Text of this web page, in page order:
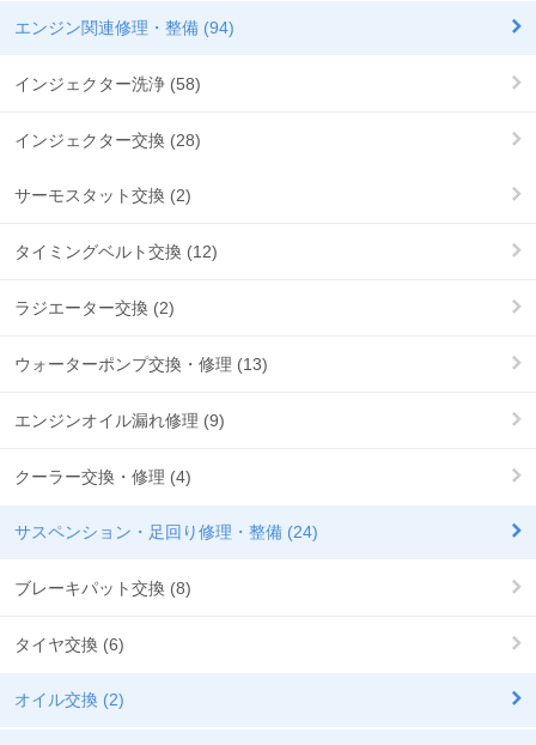
エンジン関連修理・整備 (94)
インジェクター洗浄 (58)
インジェクター交換 (28)
サーモスタット交換 (2)
タイミングベルト交換 (12)
ラジエーター交換 (2)
ウォーターポンプ交換・修理 (13)
エンジンオイル漏れ修理 (9)
クーラー交換・修理 (4)
サスペンション・足回り修理・整備 (24)
ブレーキパット交換 (8)
タイヤ交換 (6)
オイル交換 (2)